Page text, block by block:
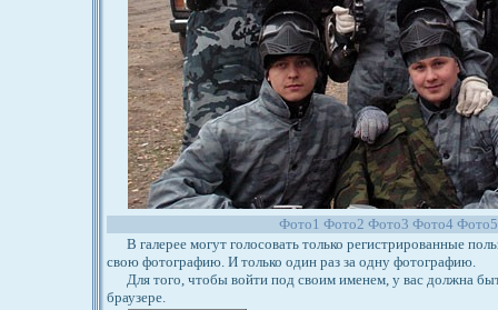
Фото1 Фото2 Фото3 Фото4
В галерее могут голосовать только регистрированные
свою фотографию. И только один раз за одну фотографию.
Для того, чтобы войти под своим именем, у вас должна
браузере.